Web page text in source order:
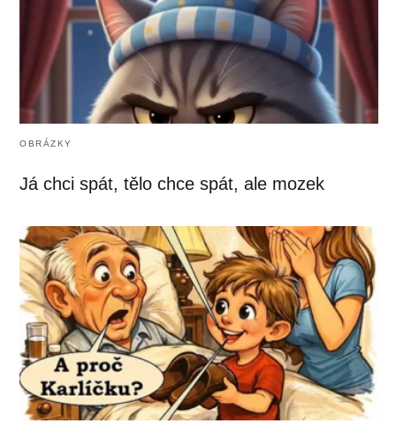
OBRÁZKY
Já chci spát, tělo chce spát, ale mozek